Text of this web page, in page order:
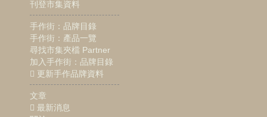
刊登市集資料
手作街：品牌目錄
手作街：產品一覽
尋找市集夾檔 Partner
加入手作街：品牌目錄
更新手作品牌資料
文章
最新消息